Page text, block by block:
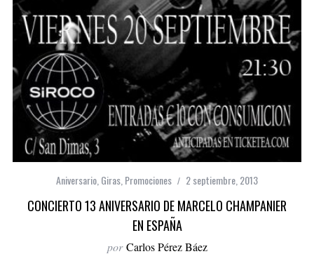
Aniversario,Giras,Promociones 2 septiembre, 2013
CONCIERTO 13 ANIVERSARIO DE MARCELO CHAMPANIER
EN ESPAÑA
por Carlos Pérez Báez